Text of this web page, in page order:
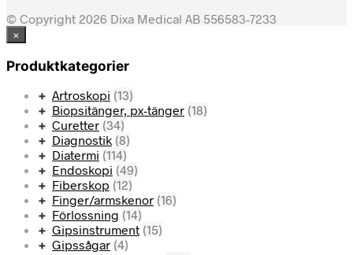
© Copyright 2026 Dixa Medical AB 556583-7233
×
Produktkategorier
Artroskopi (13)
Biopsitänger, px-tänger (18)
Curetter (34)
Diagnostik (8)
Diatermi (114)
Endoskopi (49)
Fiberskop (12)
Finger/armskenor (16)
Förlossning (14)
Gipsinstrument (15)
Gipssågar (4)